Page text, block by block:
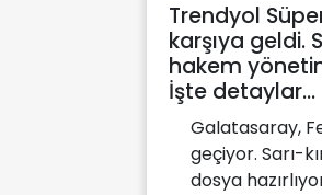
Trendyol
karşıya geldi.
hakem
İşte detaylar...
Galatasaray,
geçiyor. Sarı-
dosya